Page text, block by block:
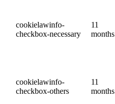
cookielawinfo-
checkbox-necessary
11
months
cookielawinfo-
checkbox-others
11
months